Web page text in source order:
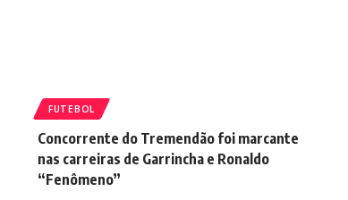
FUTEBOL
Concorrente do Tremendão foi marcante
nas carreiras de Garrincha e Ronaldo
“Fenômeno”